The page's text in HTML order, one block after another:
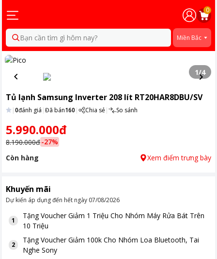
0
Bạn cần tìm gì hôm nay? Miền Bắc
1/4
Tủ lạnh Samsung Inverter 208 lít RT20HAR8DBU/SV
|0đánh giá |Đã bán160 | Chia sẻ| So sánh
5.990.000đ
8.190.000đ-27%
Còn hàng
Xem điểm trưng bày
Khuyến mãi
Dự kiến áp dụng đến hết ngày 07/08/2026
1
TặngVoucher Giảm 1 Triệu Cho Nhóm Máy Rửa Bát Trên
10 Triệu
2
TặngVoucher Giảm 100k Cho Nhóm Loa Bluetooth, Tai
Nghe Sony